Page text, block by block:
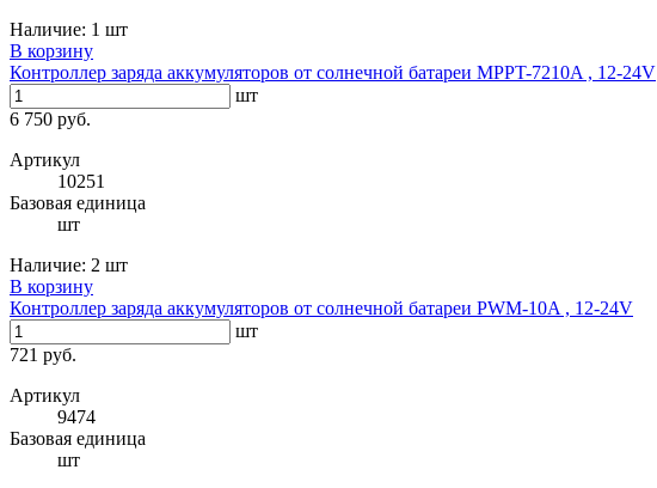
Наличие: 1 шт
В корзину
Контроллер заряда аккумуляторов от солнечной батареи MPPT-7210A , 12-24V
шт
6 750 руб.
Артикул
10251
Базовая единица
шт
Наличие: 2 шт
В корзину
Контроллер заряда аккумуляторов от солнечной батареи PWM-10A , 12-24V
шт
721 руб.
Артикул
9474
Базовая единица
шт